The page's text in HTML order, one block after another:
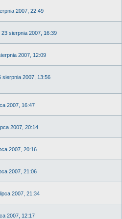
2007, 22:49
23 sierpnia 2007, 16:39
2007, 12:09
sierpnia 2007, 13:56
2007, 16:47
2007, 20:14
2007, 20:16
2007, 21:06
2007, 21:34
2007, 12:17